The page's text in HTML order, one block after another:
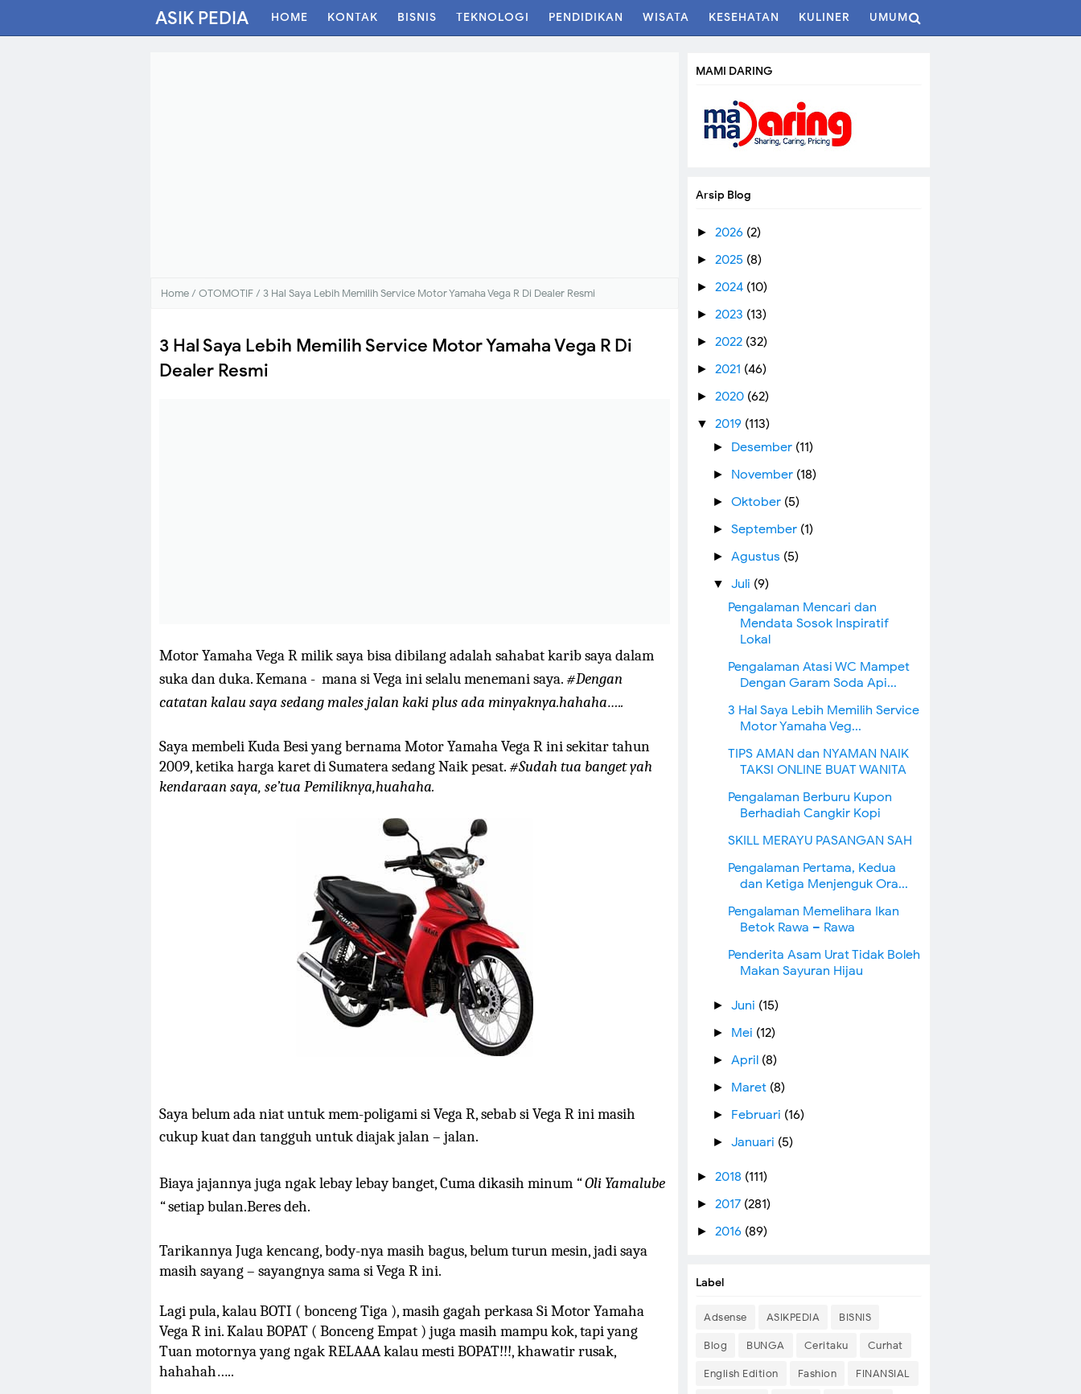
ASIK PEDIA HOME KONTAK BISNIS TEKNOLOGI PENDIDIKAN WISATA KESEHATAN KULINER UMUM
Home/ OTOMOTIF/ 3 Hal Saya Lebih Memilih Service Motor Yamaha Vega R Di Dealer Resmi
3 Hal Saya Lebih Memilih Service Motor Yamaha Vega R Di
Dealer Resmi
Motor Yamaha Vega R milik saya bisa dibilang adalah sahabat karib saya dalam
suka dan duka. Kemana - mana si Vega ini selalu menemani saya.#Dengan
catatan kalau saya sedang males jalan kaki plus ada minyaknya.hahaha…..
Saya membeli Kuda Besi yang bernama Motor Yamaha Vega R ini sekitar tahun
2009, ketika harga karet di Sumatera sedang Naik pesat.#Sudah tua banget yah
kendaraan saya, se’tua Pemiliknya,huahaha.
Saya belum ada niat untuk mem-poligami si Vega R, sebab si Vega R ini masih
cukup kuat dan tangguh untuk diajak jalan – jalan.
Biaya jajannya juga ngak lebay lebay banget, Cuma dikasih minum “ Oli Yamalube
“setiap bulan.Beres deh.
Tarikannya Juga kencang, body-nya masih bagus, belum turun mesin, jadi saya
masih sayang – sayangnya sama si Vega R ini.
Lagi pula, kalau BOTI ( bonceng Tiga ), masih gagah perkasa Si Motor Yamaha
Vega R ini. Kalau BOPAT ( Bonceng Empat ) juga masih mampu kok, tapi yang
Tuan motornya yang ngak RELAAA kalau mesti BOPAT!!!, khawatir rusak,
hahahah…..
MAMI DARING
Arsip Blog
►2026 (2)
►2025 (8)
►2024 (10)
►2023 (13)
►2022 (32)
►2021 (46)
►2020 (62)
▼2019 (113)
► Desember (11)
► November (18)
► Oktober (5)
► September (1)
► Agustus (5)
▼ Juli (9)
Pengalaman Mencari dan
Mendata Sosok Inspiratif
Lokal
Pengalaman Atasi WC Mampet
Dengan Garam Soda Api...
3 Hal Saya Lebih Memilih Service
Motor Yamaha Veg...
TIPS AMAN dan NYAMAN NAIK
TAKSI ONLINE BUAT WANITA
Pengalaman Berburu Kupon
Berhadiah Cangkir Kopi
SKILL MERAYU PASANGAN SAH
Pengalaman Pertama, Kedua
dan Ketiga Menjenguk Ora...
Pengalaman Memelihara Ikan
Betok Rawa – Rawa
Penderita Asam Urat Tidak Boleh
Makan Sayuran Hijau
► Juni (15)
► Mei (12)
► April (8)
► Maret (8)
► Februari (16)
► Januari (5)
►2018 (111)
►2017 (281)
►2016 (89)
Label
Adsense ASIKPEDIA BISNIS
Blog BUNGA Ceritaku Curhat
English Edition Fashion FINANSIAL